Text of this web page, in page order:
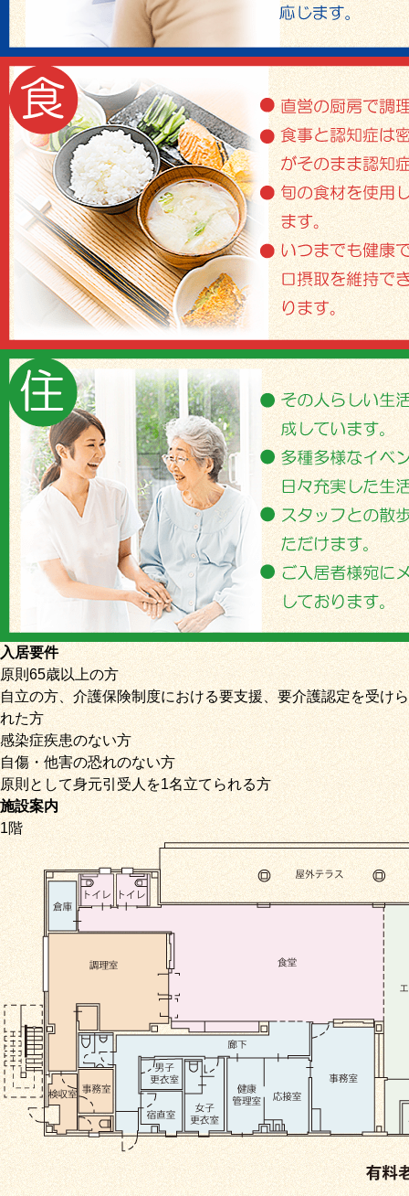
入居要件
原則65歳以上の方
自立の方、介護保険制度における要支援、要介護認定を受けら
れた方
感染症疾患のない方
自傷・他害の恐れのない方
原則として身元引受人を1名立てられる方
施設案内
1階